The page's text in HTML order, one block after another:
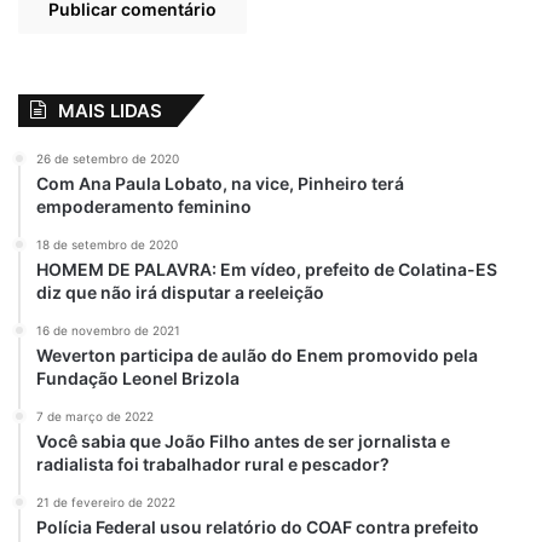
pessoas, mais pacientes morrem e os testes
uma válvula de escape para tentar diminuir
a procura por leitos e aumentar o número
de pessoas em casa, já que isso seria uma
medida para que o estado volte a funcionar
como era antes, não aparecem, o governo
federal diz que mandou mais de 100 mil
testes.
Vejo uma briga nas redes sociais entre
Flávio Dino e Bolsonaro, com uma torcida
de cada lado. Não vejo o povo ser lembrado
no momento da briga, muito pelo contrário,
MAIS LIDAS
26 de setembro de 2020
Com Ana Paula Lobato, na vice, Pinheiro terá
empoderamento feminino
18 de setembro de 2020
HOMEM DE PALAVRA: Em vídeo, prefeito de Colatina-ES
diz que não irá disputar a reeleição
16 de novembro de 2021
Weverton participa de aulão do Enem promovido pela
Fundação Leonel Brizola
7 de março de 2022
Você sabia que João Filho antes de ser jornalista e
radialista foi trabalhador rural e pescador?
21 de fevereiro de 2022
Polícia Federal usou relatório do COAF contra prefeito